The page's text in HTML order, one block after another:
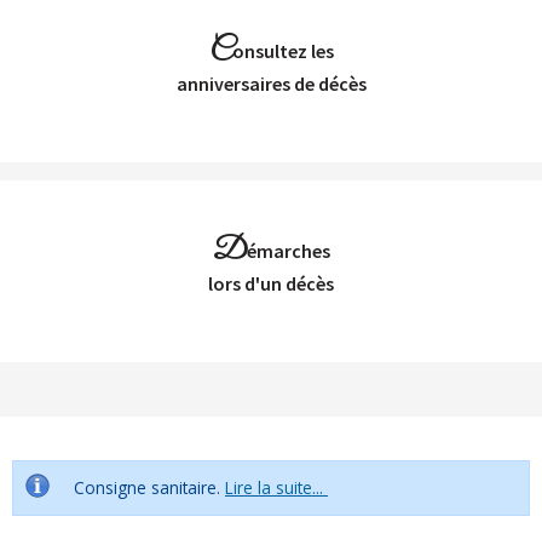
Consultez les
Anniversaires de décès
Démarches
Lors d'un décès
Consigne sanitaire. Lire la suite...